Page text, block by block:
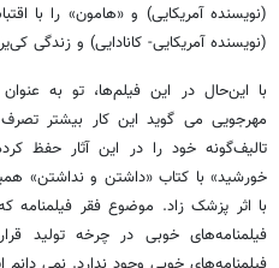
(نویسنده آمریکایی) و «هامون» را با
(نویسنده آمریکایی- کانادایی) و زندگی
با این‌حال در این فیلم‌ها، تو به
مهرجویی می گوید این کار بیشتر
تالیف‌گونه خود را در این آثار حفظ
خورشید» با کتاب «داشتن و نداشتن»
با اثر پزشک زاد. موضوع فقر فیلمنامه
فیلمنامه‌های خوبی در چرخه تولید